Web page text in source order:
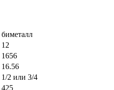
биметалл
12
1656
16.56
1/2 или 3/4
425